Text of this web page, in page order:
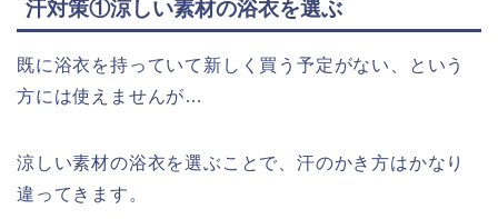
汗対策①涼しい素材の浴衣を選ぶ
既に浴衣を持っていて新しく買う予定がない、という
方には使えませんが…
涼しい素材の浴衣を選ぶことで、汗のかき方はかなり
違ってきます。